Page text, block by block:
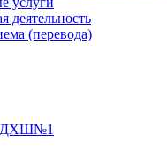
деятельность
(перевода)
ДХШ№1